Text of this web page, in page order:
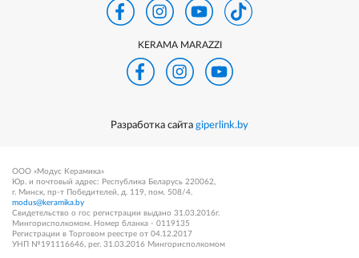
KERAMA MARAZZI
Разработка сайта giperlink.by
ООО «Модус Керамика»
Юр. и почтовый адрес: Республика Беларусь 220062,
г. Минск, пр-т Победителей, д. 119, пом. 508/4.
modus@keramika.by
Свидетельство о гос регистрации выдано 31.03.2016г.
Мингорисполкомом. Номер бланка - 0119135
Регистрации в Торговом реестре от 04.12.2017
УНП №191116646, рег. 31.03.2016 Мингорисполкомом